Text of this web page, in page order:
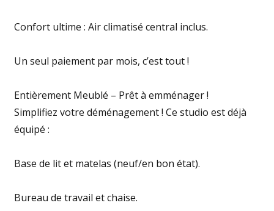
Confort ultime : Air climatisé central inclus.
Un seul paiement par mois, c’est tout !
Entièrement Meublé – Prêt à emménager !
Simplifiez votre déménagement ! Ce studio est déjà
équipé :
Base de lit et matelas (neuf/en bon état).
Bureau de travail et chaise.